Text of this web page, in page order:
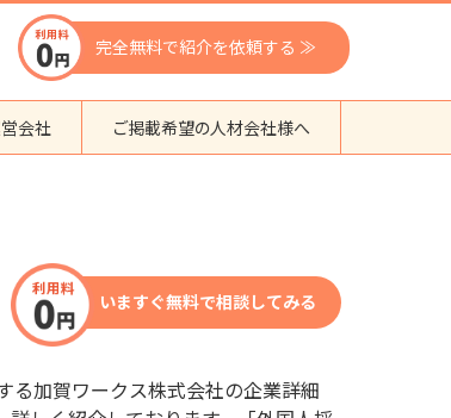
完全無料で紹介を依頼する ≫
支援機関
人紹介会社
人派遣会社
出し機関
会社 ご掲載希望の人材会社様へ
いますぐ無料で相談してみる
る加賀ワークス株式会社の企業詳細